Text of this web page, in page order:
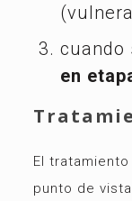
cuando
en
El
punto de